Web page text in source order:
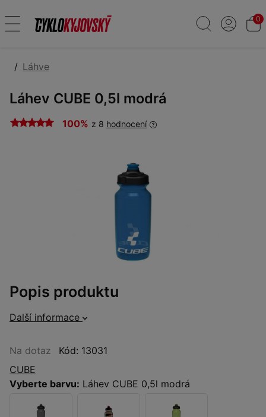
0
Láhve
Láhev CUBE 0,5l modrá
100% z 8 hodnocení
Popis produktu
Další informace
Na dotaz
Kód: 13031
CUBE
Vyberte barvu: Láhev CUBE 0,5l modrá